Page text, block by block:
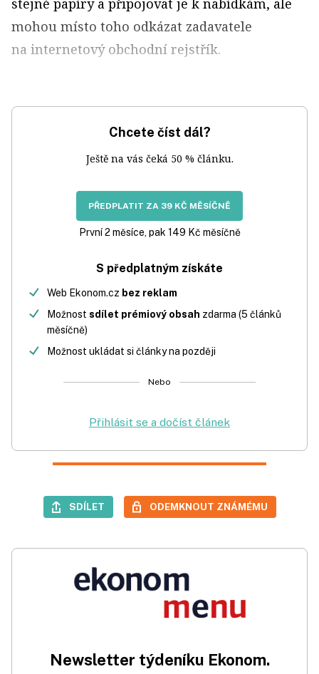
stejné papíry a připojovat je k nabídkám, ale
mohou místo toho odkázat zadavatele
na internetový obchodní rejstřík.
Chcete číst dál?
Ještě na vás čeká 50 % článku.
PŘEDPLATIT ZA 39 KČ MĚSÍČNĚ
První 2 měsíce, pak 149 Kč měsíčně
S předplatným získáte
Web Ekonom.cz bez reklam
Možnost sdílet prémiový obsah zdarma (5 článků
měsíčně)
Možnost ukládat si články na později
Nebo
Přihlásit se a dočíst článek
SDÍLET ODEMKNOUT ZNÁMÉMU
Newsletter týdeníku Ekonom.